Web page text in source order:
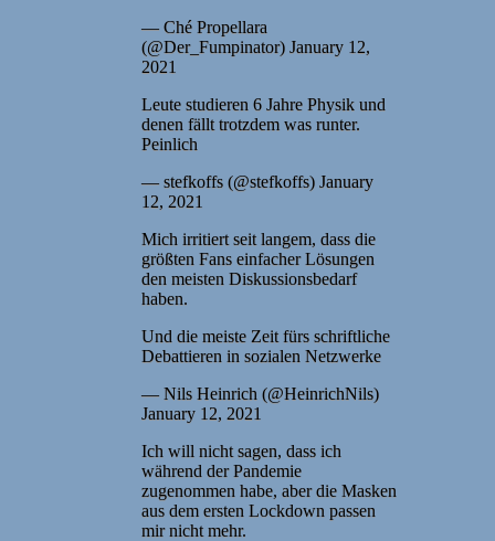
— Ché Propellara
(@Der_Fumpinator) January 12,
2021
Leute studieren 6 Jahre Physik und
denen fällt trotzdem was runter.
Peinlich
— stefkoffs (@stefkoffs) January
12, 2021
Mich irritiert seit langem, dass die
größten Fans einfacher Lösungen
den meisten Diskussionsbedarf
haben.
Und die meiste Zeit fürs schriftliche
Debattieren in sozialen Netzwerke
— Nils Heinrich (@HeinrichNils)
January 12, 2021
Ich will nicht sagen, dass ich
während der Pandemie
zugenommen habe, aber die Masken
aus dem ersten Lockdown passen
mir nicht mehr.